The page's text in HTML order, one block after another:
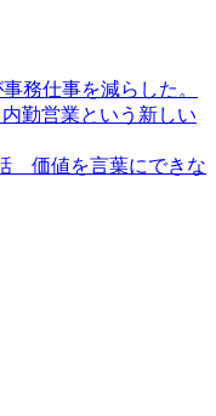
務仕事を減らした。
勤営業という新しい
価値を言葉にできな